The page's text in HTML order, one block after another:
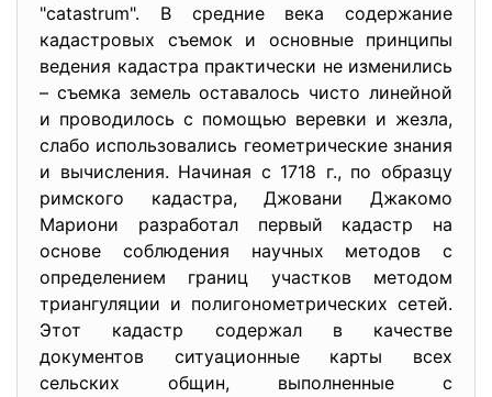
"catastrum". В средние века содержание
кадастровых съемок и основные принципы
ведения кадастра практически не изменились
– съемка земель оставалось чисто линейной
и проводилось с помощью веревки и жезла,
слабо использовались геометрические знания
и вычисления. Начиная с 1718 г., по образцу
римского кадастра, Джовани Джакомо
Мариони разработал первый кадастр на
основе соблюдения научных методов с
определением границ участков методом
триангуляции и полигонометрических сетей.
Этот кадастр содержал в качестве
документов ситуационные карты всех
сельских общин, выполненные с